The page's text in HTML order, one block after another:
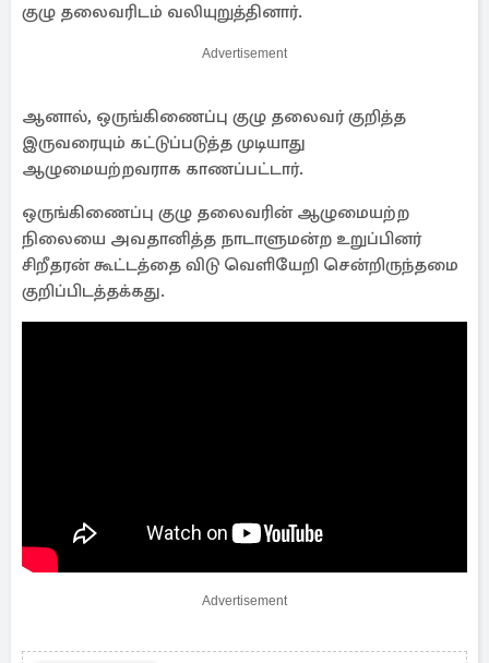
குழு தலைவரிடம் வலியுறுத்தினார்.
Advertisement
ஆனால், ஒருங்கிணைப்பு குழு தலைவர் குறித்த
இருவரையும் கட்டுப்படுத்த முடியாது
ஆழுமையற்றவராக காணப்பட்டார்.
ஒருங்கிணைப்பு குழு தலைவரின் ஆழுமையற்ற
நிலையை அவதானித்த நாடாளுமன்ற உறுப்பினர்
சிறீதரன் கூட்டத்தை விடு வெளியேறி சென்றிருந்தமை
குறிப்பிடத்தக்கது.
Advertisement